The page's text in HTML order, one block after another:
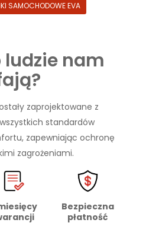
SAMOCHODOWE EVA
ludzie nam
zaprojektowane z
standardów
zapewniając ochronę
zagrożeniami.
Bezpieczna
płatność